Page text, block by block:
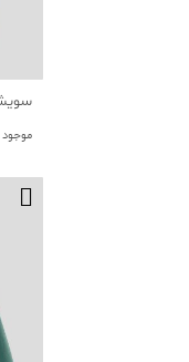
موجود در 2